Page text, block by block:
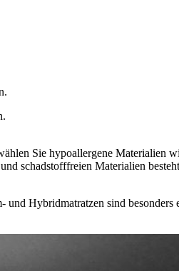
Sie hypoallergene Materialien
schadstofffreien Materialien
Hybridmatratzen sind